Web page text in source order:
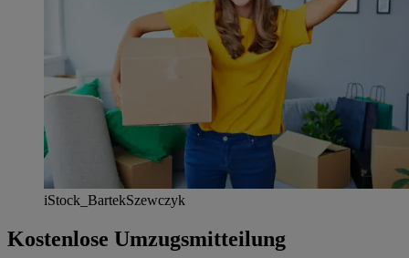
iStock_BartekSzewczyk
Kostenlose Umzugsmitteilung